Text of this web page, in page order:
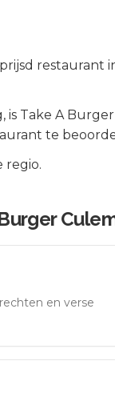
restaurant
, is Take A
te
regio.
en verse